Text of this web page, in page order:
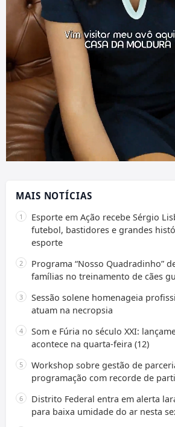
MAIS NOTÍCIAS
Esporte em Ação recebe Sérgio
futebol, bastidores e grandes
esporte
Programa “Nosso Quadradinho”
famílias no treinamento de cães
Sessão solene homenageia
atuam na necropsia
Som e Fúria no século XXI:
acontece na quarta-feira (12)
Workshop sobre gestão de
programação com recorde de
Distrito Federal entra em alerta
para baixa umidade do ar nesta